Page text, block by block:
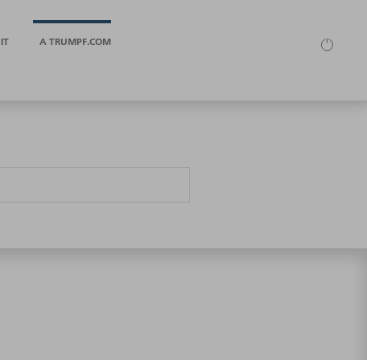
IT A TRUMPF.COM